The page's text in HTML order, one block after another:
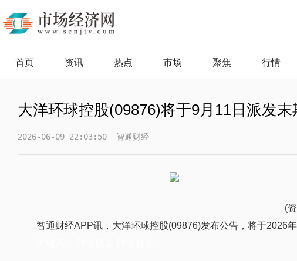
首页 资讯 热点 市场 聚焦 行情
大洋环球控股(09876)将于9月11日派发
2026-06-09 22:03:50 智通财经
(
智通财经APP讯，大洋环球控股(09876)发布公告，将于2026